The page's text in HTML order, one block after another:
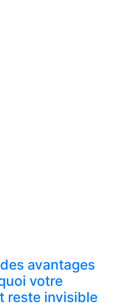
avantages
votre
reste invisible